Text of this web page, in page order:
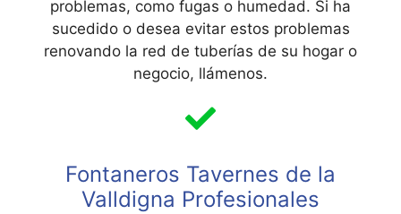
problemas, como fugas o humedad. Si ha
sucedido o desea evitar estos problemas
renovando la red de tuberías de su hogar o
negocio, llámenos.
Fontaneros Tavernes de la
Valldigna Profesionales